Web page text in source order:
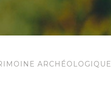
ARCHÉOLOGIQUE